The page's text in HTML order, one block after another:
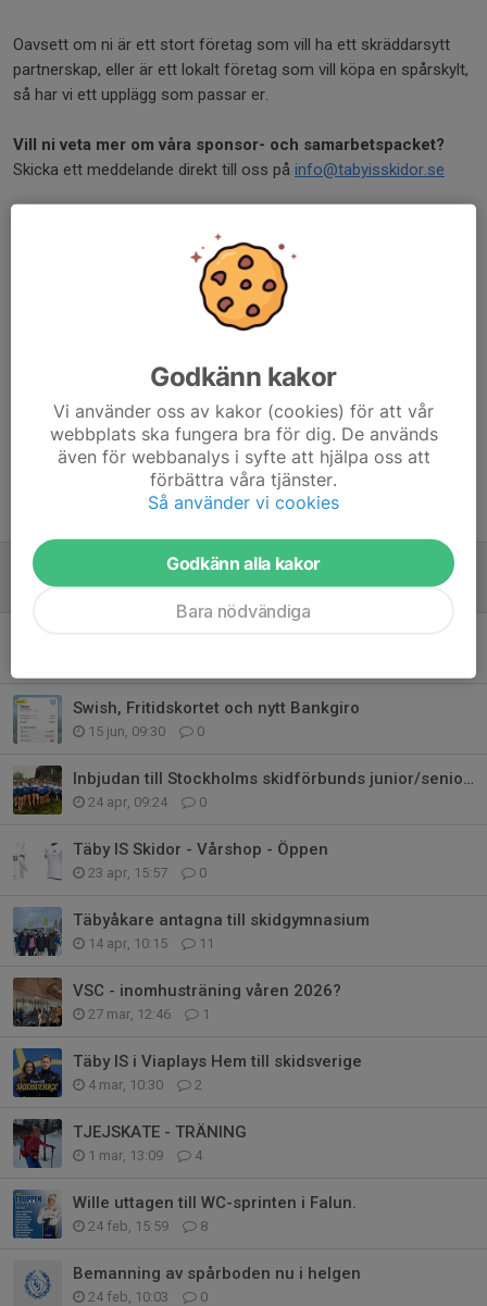
Oavsett om ni är ett stort företag som vill ha ett skräddarsytt
partnerskap, eller är ett lokalt företag som vill köpa en spårskylt,
så har vi ett upplägg som passar er.
Vill ni veta mer om våra sponsor- och samarbetspacket?
Skicka ett meddelande direkt till oss på info@tabyisskidor.se
skidåkning och lokalt engagemang!
Tidigare nyheter
8 jul, 18:58 0
Swish, Fritidskortet och nytt Bankgiro
15 jun, 09:30 0
Inbjudan till Stockholms skidförbunds junior/seniorläger 2026
24 apr, 09:24 0
Täby IS Skidor - Vårshop - Öppen
23 apr, 15:57 0
Täbyåkare antagna till skidgymnasium
14 apr, 10:15 11
VSC - inomhusträning våren 2026?
27 mar, 12:46 1
Täby IS i Viaplays Hem till skidsverige
4 mar, 10:30 2
TJEJSKATE - TRÄNING
1 mar, 13:09 4
Wille uttagen till WC-sprinten i Falun.
24 feb, 15:59 8
Bemanning av spårboden nu i helgen
24 feb, 10:03 0
Godkänn kakor
Vi använder oss av kakor (cookies) för att vår
webbplats ska fungera bra för dig. De används
även för webbanalys i syfte att hjälpa oss att
förbättra våra tjänster.
Så använder vi cookies
Godkänn alla kakor
Bara nödvändiga